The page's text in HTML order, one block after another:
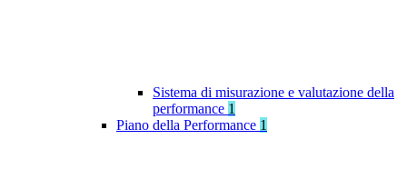
Sistema di misurazione e valutazione della
performance 1
Piano della Performance 1